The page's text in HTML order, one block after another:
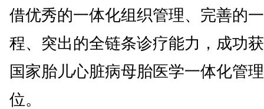
借优秀的一体化组织管理、完善的
程、突出的全链条诊疗能力，成功
国家胎儿心脏病母胎医学一体化管
位。